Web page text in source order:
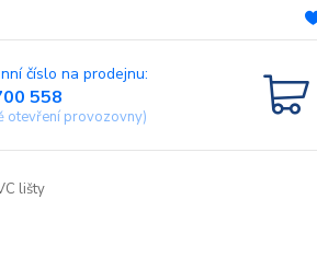
číslo na prodejnu:
558
otevření provozovny)
lišty